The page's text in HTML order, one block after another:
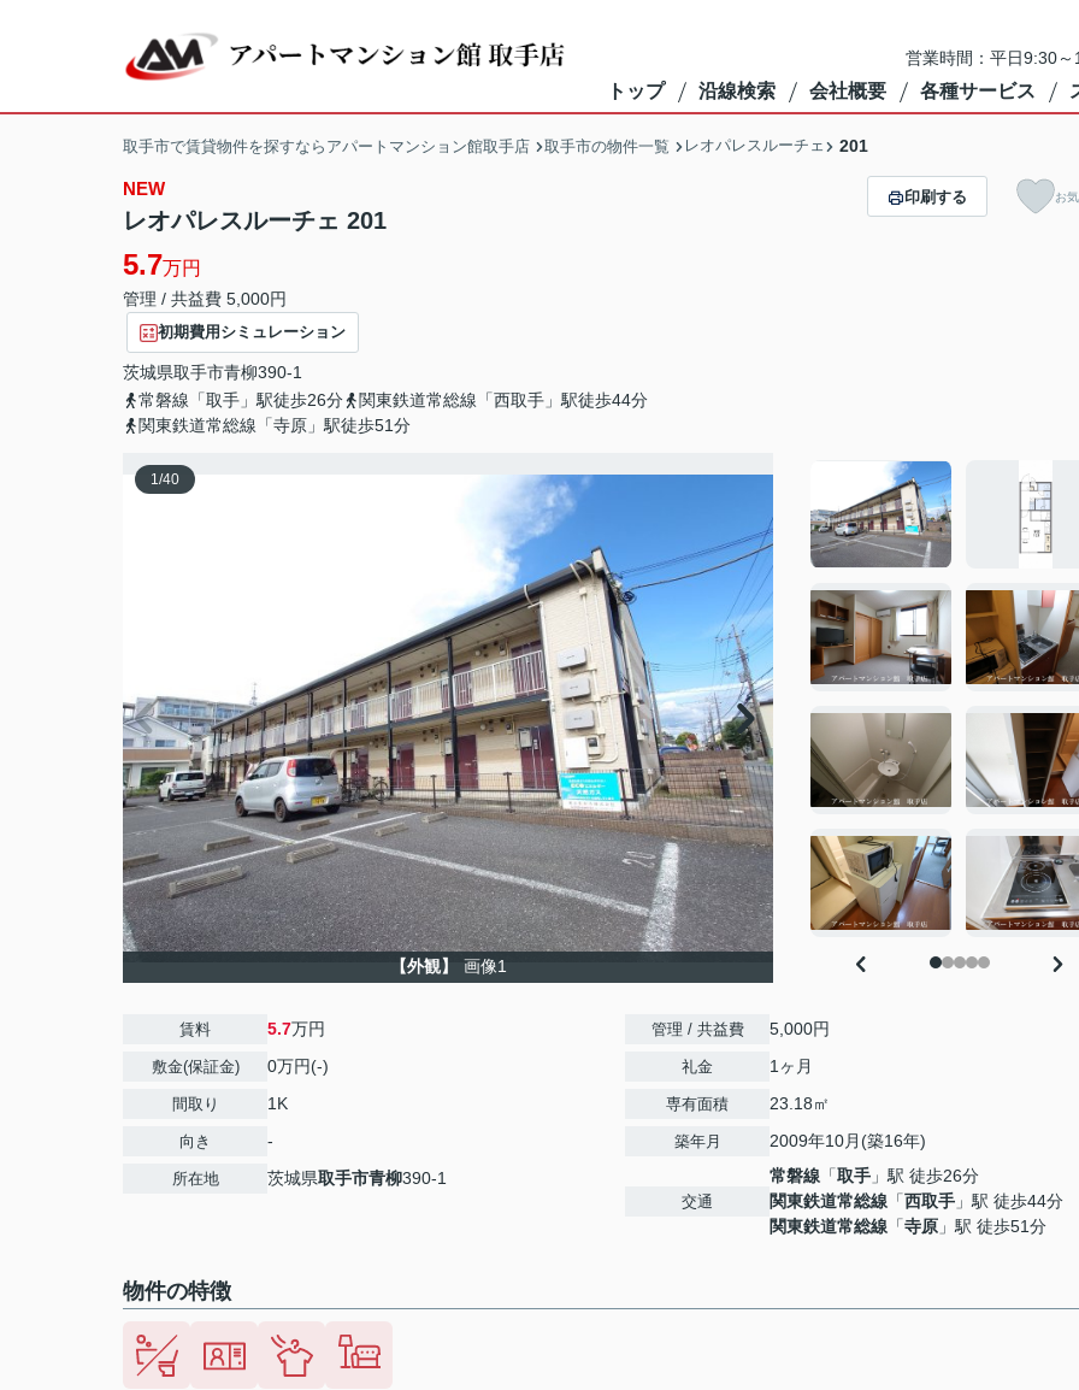
営業時間：平日9:30
トップ 沿線検索 会社概要 各種サービス
取手市で賃貸物件を探すならアパートマンション館取手店 取手市の物件一覧 レオパレスルーチェ 201
NEW
レオパレスルーチェ 201
5.7万円
管理 / 共益費 5,000円
初期費用シミュレーション
茨城県取手市青柳390-1
常磐線「取手」駅徒歩26分
関東鉄道常総線「西取手」駅徒歩44分
関東鉄道常総線「寺原」駅徒歩51分
印刷する お
1/40
【外観】 画像1
賃料 5.7万円
敷金(保証金) 0万円(-)
間取り 1K
向き -
所在地 茨城県取手市青柳390-1
管理 / 共益費 5,000円
礼金 1ヶ月
専有面積 23.18㎡
築年月 2009年10月(築16年)
交通
常磐線 「取手 」駅 徒歩26分
関東鉄道常総線 「西取手 」駅 徒歩44分
関東鉄道常総線 「寺原 」駅 徒歩51分
物件の特徴